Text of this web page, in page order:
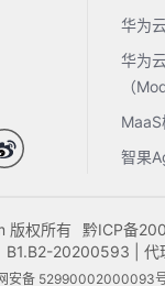
华为
华为
（
智果
版权所有 黔ICP备
B1.B2-20200593 | 代
安备 52990002000093